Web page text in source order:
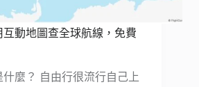
互動地圖查全球航線，免費
什麼？ 自由行很流行自己上